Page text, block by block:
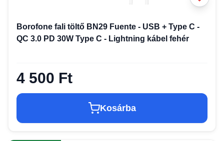
Borofone fali töltő BN29 Fuente - USB + Type C -
QC 3.0 PD 30W Type C - Lightning kábel fehér
4 500 Ft
Kosárba